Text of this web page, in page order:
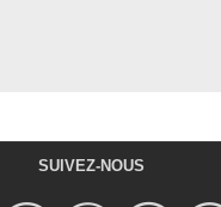
SUIVEZ-NOUS